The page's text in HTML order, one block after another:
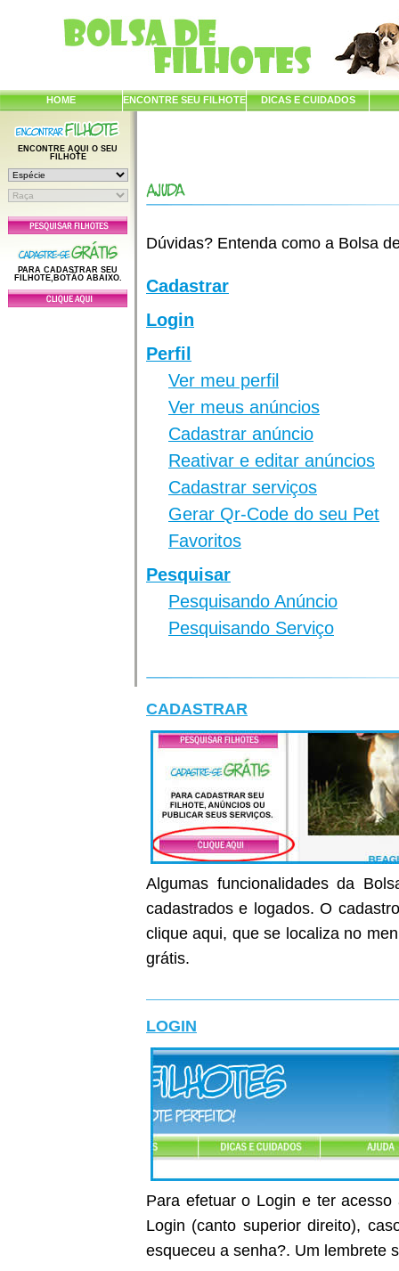
HOME ENCONTRE SEU FILHOTE DICAS E CUIDADOS
ENCONTRE AQUI O SEU
FILHOTE
PARA CADASTRAR SEU
FILHOTE,BOTÃO ABAIXO.
Dúvidas? Entenda como a Bolsa
Cadastrar
Login
Perfil
Ver meu perfil
Ver meus anúncios
Cadastrar anúncio
Reativar e editar anúncios
Cadastrar serviços
Gerar Qr-Code do seu Pet
Favoritos
Pesquisar
Pesquisando Anúncio
Pesquisando Serviço
CADASTRAR
Algumas funcionalidades da
cadastrados e logados. O
clique aqui, que se localiza no
grátis.
LOGIN
Para efetuar o Login e ter
Login (canto superior direito),
esqueceu a senha?. Um